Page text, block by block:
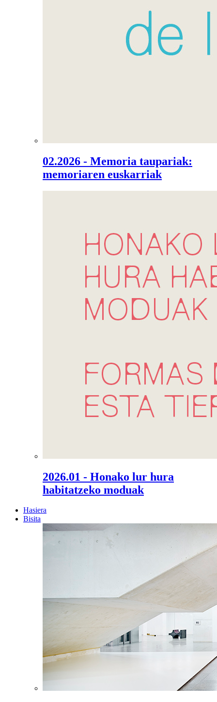
02.2026 - Memoria taupariak:
memoriaren euskarriak
2026.01 - Honako lur hura
habitatzeko moduak
Hasiera
Bisita